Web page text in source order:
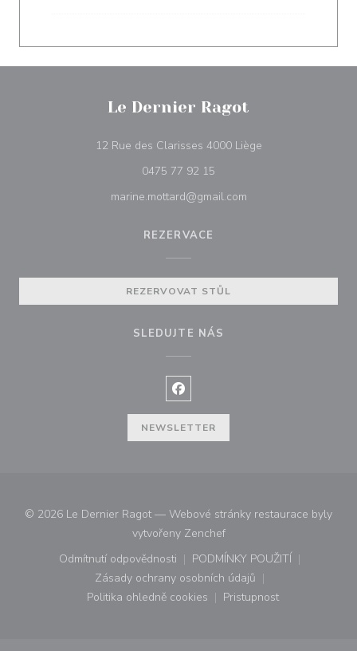
Le Dernier Ragot
12 Rue des Clarisses 4000 Liège((otevře se v
0475 77 92 15
marine.mottard@gmail.com
REZERVACE
REZERVOVAT STŮL
SLEDUJTE NÁS
Facebook ((otevře se v novém
NEWSLETTER
© 2026 Le Dernier Ragot — Webové stránky restaurace byly
vytvořeny Zenchef((otevře se v novém okně))
Odmítnutí odpovědnosti
((otevře se v novém okně))
PODMÍNKY POUŽITÍ
((otevře se v novém
Zásady ochrany osobních údajů
((otevře se v novém okně))
Politika ohledně cookies
((otevře se v novém okně))
Pristupnost
((otevře se v novém